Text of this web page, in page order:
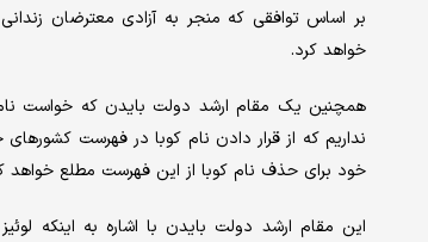
بر اساس توافقی که منجر به آزادی معترضان
خواهد کرد.
همچنین یک مقام ارشد دولت بایدن که خواست
نداریم که از قرار دادن نام کوبا در فهرست
خود برای حذف نام کوبا از این فهرست مطلع خواهد
این مقام ارشد دولت بایدن با اشاره به اینکه